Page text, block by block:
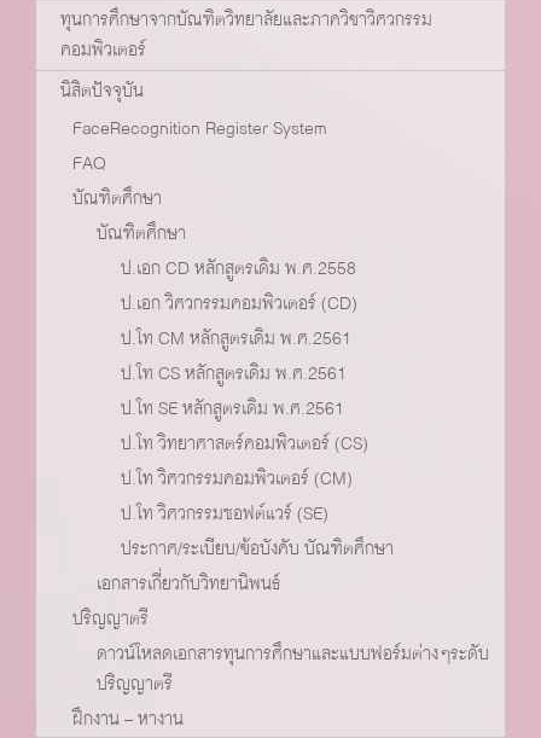
ทุนการศึกษาจากบัณฑิตวิทยาลัยและภาควิชาวิศวกรรม
คอมพิวเตอร์
นิสิตปัจจุบัน
FaceRecognition Register System
FAQ
บัณฑิตศึกษา
บัณฑิตศึกษา
ป.เอก CD หลักสูตรเดิม พ.ศ.2558
ป.เอก วิศวกรรมคอมพิวเตอร์ (CD)
ป.โท CM หลักสูตรเดิม พ.ศ.2561
ป.โท CS หลักสูตรเดิม พ.ศ.2561
ป.โท SE หลักสูตรเดิม พ.ศ.2561
ป.โท วิทยาศาสตร์คอมพิวเตอร์ (CS)
ป.โท วิศวกรรมคอมพิวเตอร์ (CM)
ป.โท วิศวกรรมซอฟต์แวร์ (SE)
ประกาศ/ระเบียบ/ข้อบังคับ บัณฑิตศึกษา
เอกสารเกี่ยวกับวิทยานิพนธ์
ปริญญาตรี
ดาวน์โหลดเอกสารทุนการศึกษาและแบบฟอร์มต่างๆระดับ
ปริญญาตรี
ฝึกงาน – หางาน